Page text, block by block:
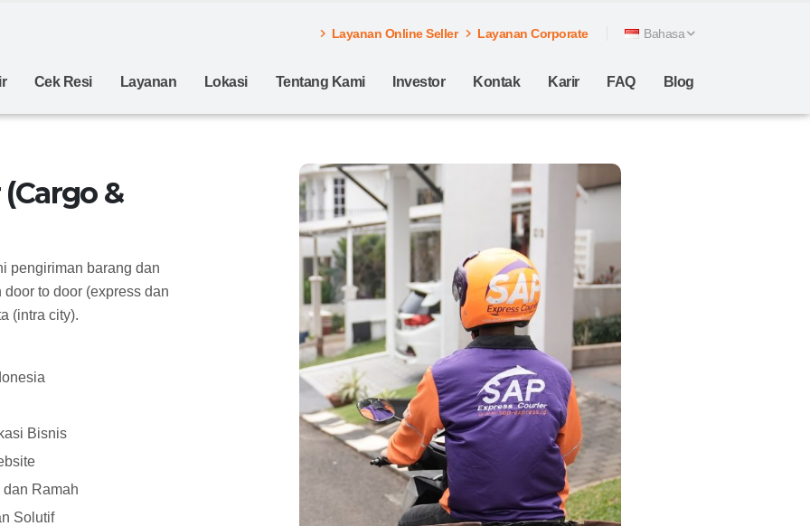
Layanan Online Seller Layanan Corporate Bahasa
Cek Resi Layanan Lokasi Tentang Kami Investor Kontak Karir FAQ Blog
(Cargo &
pengiriman barang dan
to door (express dan
(intra city).
Bisnis
Ramah
Solutif